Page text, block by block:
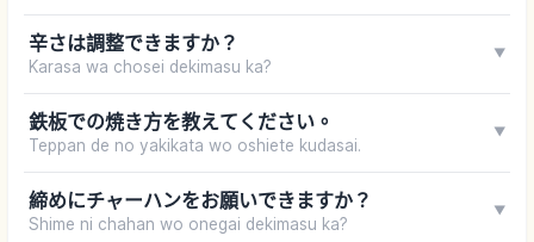
辛さは調整できますか？
Karasa wa chosei dekimasu ka?
▼
鉄板での焼き方を教えてください。
Teppan de no yakikata wo oshiete kudasai.
▼
締めにチャーハンをお願いできますか？
Shime ni chahan wo onegai dekimasu ka?
▼